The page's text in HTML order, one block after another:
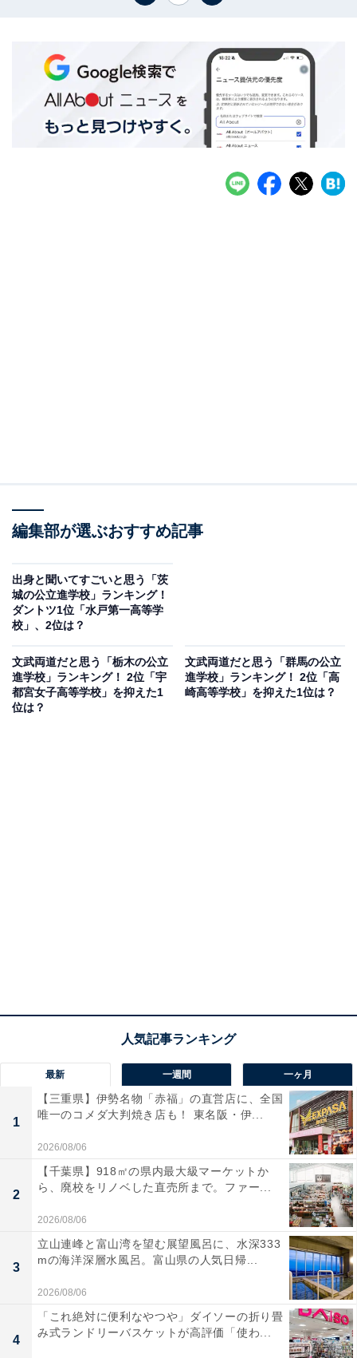
編集部が選ぶおすすめ記事
出身と聞いてすごいと思う「茨
城の公立進学校」ランキング！
ダントツ1位「水戸第一高等学
校」、2位は？
文武両道だと思う「栃木の公立
進学校」ランキング！ 2位「宇
都宮女子高等学校」を抑えた1
位は？
文武両道だと思う「群馬の公立
進学校」ランキング！ 2位「高
崎高等学校」を抑えた1位は？
最新 一週間 一ヶ月
1
【三重県】伊勢名物「赤福」の直営店に、全国
唯一のコメダ大判焼き店も！ 東名阪・伊...
2026/08/06
2
【千葉県】918㎡の県内最大級マーケットか
ら、廃校をリノベした直売所まで。ファー...
2026/08/06
3
立山連峰と富山湾を望む展望風呂に、水深333
mの海洋深層水風呂。富山県の人気日帰...
2026/08/06
4
「これ絶対に便利なやつや」ダイソーの折り畳
み式ランドリーバスケットが高評価「使わ...